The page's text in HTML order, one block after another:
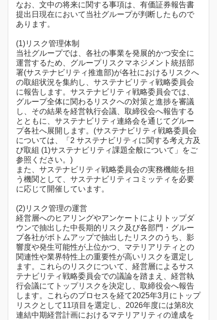
なお、文中の将来に関する事項は、有価証券報告書
提出日現在において当社グループが判断したもので
あります。
(1)リスク管理体制
当社グループでは、各社の事業を発展的かつ安全に
運営するため、グループリスクマネジメント統括部
署(サステナビリティ推進部)が各社におけるリスクへ
の取組状況を集約し、サステナビリティ戦略委員会
に報告します。サステナビリティ戦略委員会では、
グループ全体に関わるリスクへの対策と進捗を審議
し、その結果を経営執行会議、取締役会へ報告する
とともに、サステナビリティ連絡会を通じてグルー
プ各社へ展開します。(サステナビリティ戦略委員会
については、「2 サステナビリティに関する考え方及
び取組 (1)サステナビリティ課題全般について」をご
参照ください。)
また、サステナビリティ戦略委員会の実務機能を担
う機関として、サステナビリティコミッティを必要
に応じて開催しています。
(2)リスク管理の運営
経営層へのヒアリングやアンケートによりトップダ
ウンで抽出した中長期的リスク及び各部門・グルー
プ各社がボトムアップで抽出したリスクのうち、影
響度や発生可能性が上位かつ、マテリアリティとの
関連性や業界特性上の重要性が高いリスクを選定し
ます。これらのリスクについて、経営層によるサス
テナビリティ戦略委員会での議論を踏まえ、経営執
行会議にてトップリスクを決定し、取締役会へ報告
します。これらのプロセスを経て2025年3月にトップ
リスクとして11項目を選定し、2026年度には第8次
連結中期経営計画におけるマテリアリティの達成を